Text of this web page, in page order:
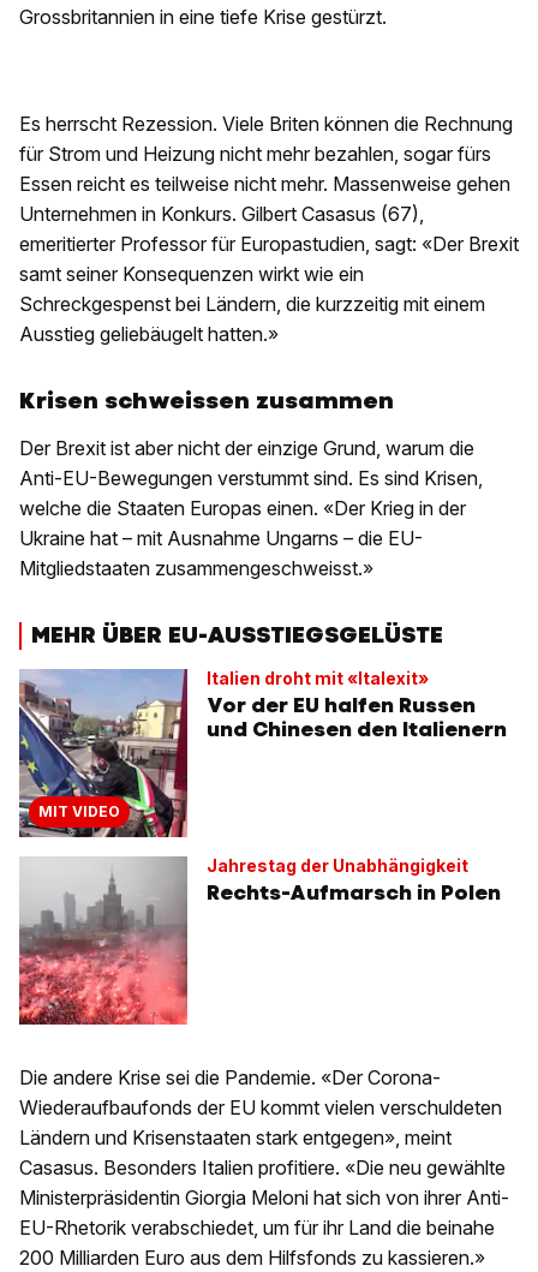
Grossbritannien in eine tiefe Krise gestürzt.
Es herrscht Rezession. Viele Briten können die Rechnung
für Strom und Heizung nicht mehr bezahlen, sogar fürs
Essen reicht es teilweise nicht mehr. Massenweise gehen
Unternehmen in Konkurs. Gilbert Casasus (67),
emeritierter Professor für Europastudien, sagt: «Der Brexit
samt seiner Konsequenzen wirkt wie ein
Schreckgespenst bei Ländern, die kurzzeitig mit einem
Ausstieg geliebäugelt hatten.»
Krisen schweissen zusammen
Der Brexit ist aber nicht der einzige Grund, warum die
Anti-EU-Bewegungen verstummt sind. Es sind Krisen,
welche die Staaten Europas einen. «Der Krieg in der
Ukraine hat – mit Ausnahme Ungarns – die EU-
Mitgliedstaaten zusammengeschweisst.»
MEHR ÜBER EU-AUSSTIEGSGELÜSTE
MIT VIDEO
Italien droht mit «Italexit»
Vor der EU halfen Russen
und Chinesen den Italienern
Jahrestag der Unabhängigkeit
Rechts-Aufmarsch in Polen
Die andere Krise sei die Pandemie. «Der Corona-
Wiederaufbaufonds der EU kommt vielen verschuldeten
Ländern und Krisenstaaten stark entgegen», meint
Casasus. Besonders Italien profitiere. «Die neu gewählte
Ministerpräsidentin Giorgia Meloni hat sich von ihrer Anti-
EU-Rhetorik verabschiedet, um für ihr Land die beinahe
200 Milliarden Euro aus dem Hilfsfonds zu kassieren.»